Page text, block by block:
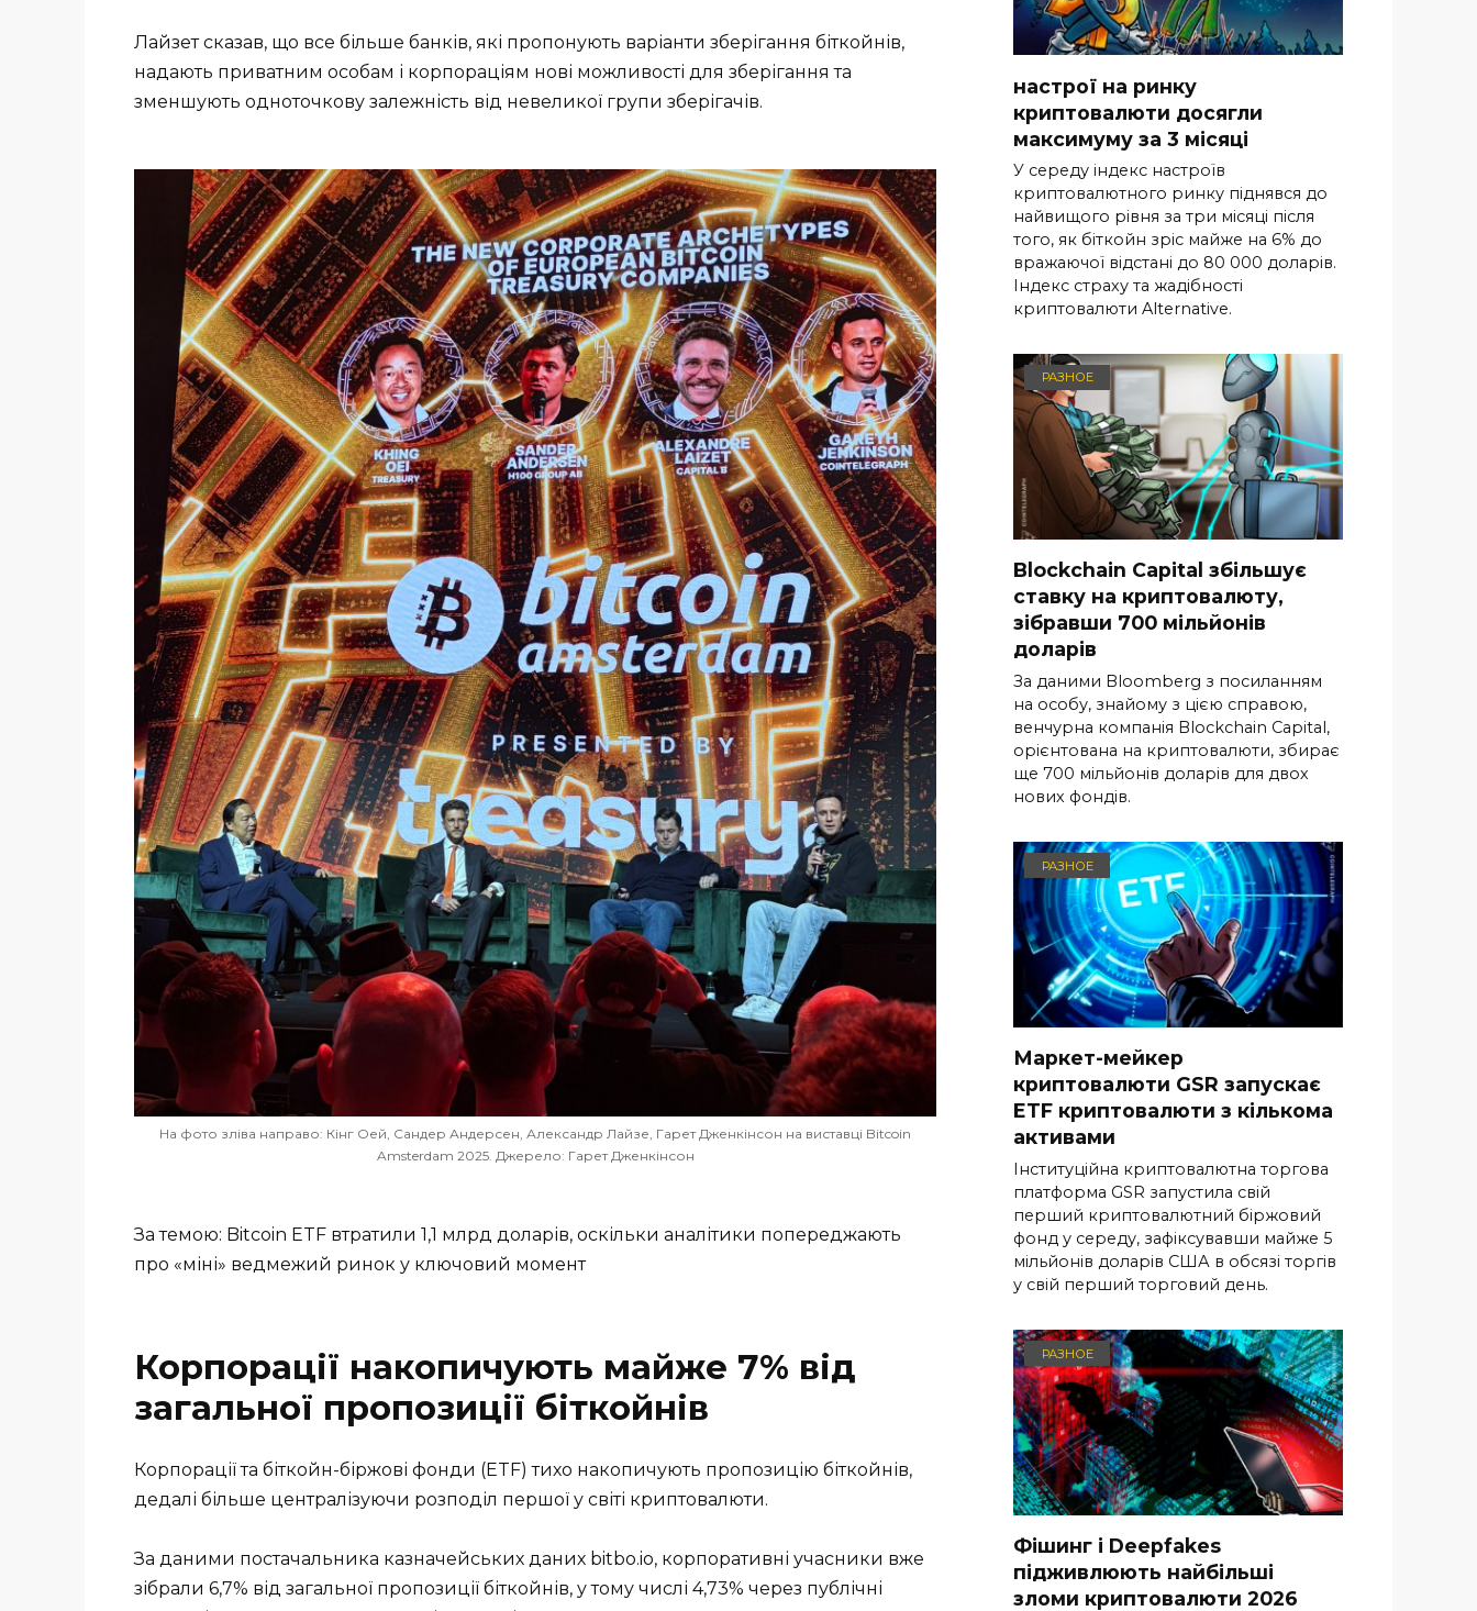
Лайзет сказав, що все більше банків, які пропонують варіанти зберігання біткойнів,
надають приватним особам і корпораціям нові можливості для зберігання та
зменшують одноточкову залежність від невеликої групи зберігачів.
На фото зліва направо: Кінг Оей, Сандер Андерсен, Александр Лайзе, Гарет Дженкінсон на виставці Bitcoin
Amsterdam 2025. Джерело: Гарет Дженкінсон
За темою: Bitcoin ETF втратили 1,1 млрд доларів, оскільки аналітики попереджають
про «міні» ведмежий ринок у ключовий момент
Корпорації накопичують майже 7% від
загальної пропозиції біткойнів
Корпорації та біткойн-біржові фонди (ETF) тихо накопичують пропозицію біткойнів,
дедалі більше централізуючи розподіл першої у світі криптовалюти.
За даними постачальника казначейських даних bitbo.io, корпоративні учасники вже
зібрали 6,7% від загальної пропозиції біткойнів, у тому числі 4,73% через публічні
настрої на ринку
криптовалюти досягли
максимуму за 3 місяці
У середу індекс настроїв
криптовалютного ринку піднявся до
найвищого рівня за три місяці після
того, як біткойн зріс майже на 6% до
вражаючої відстані до 80 000 доларів.
Індекс страху та жадібності
криптовалюти Alternative.
РАЗНОЕ
Blockchain Capital збільшує
ставку на криптовалюту,
зібравши 700 мільйонів
доларів
За даними Bloomberg з посиланням
на особу, знайому з цією справою,
венчурна компанія Blockchain Capital,
орієнтована на криптовалюти, збирає
ще 700 мільйонів доларів для двох
нових фондів.
РАЗНОЕ
Маркет-мейкер
криптовалюти GSR запускає
ETF криптовалюти з кількома
активами
Інституційна криптовалютна торгова
платформа GSR запустила свій
перший криптовалютний біржовий
фонд у середу, зафіксувавши майже 5
мільйонів доларів США в обсязі торгів
у свій перший торговий день.
РАЗНОЕ
Фішинг і Deepfakes
підживлюють найбільші
зломи криптовалюти 2026